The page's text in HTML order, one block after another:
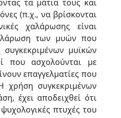
τα μάτια τους και
(π.χ., να βρίσκονται
χαλάρωσης είναι
των μυών που
μυϊκών
που ασχολούνται με
επαγγελματίες που
χρήση συγκεκριμένων
έχει αποδειχθεί ότι
πτυχές του